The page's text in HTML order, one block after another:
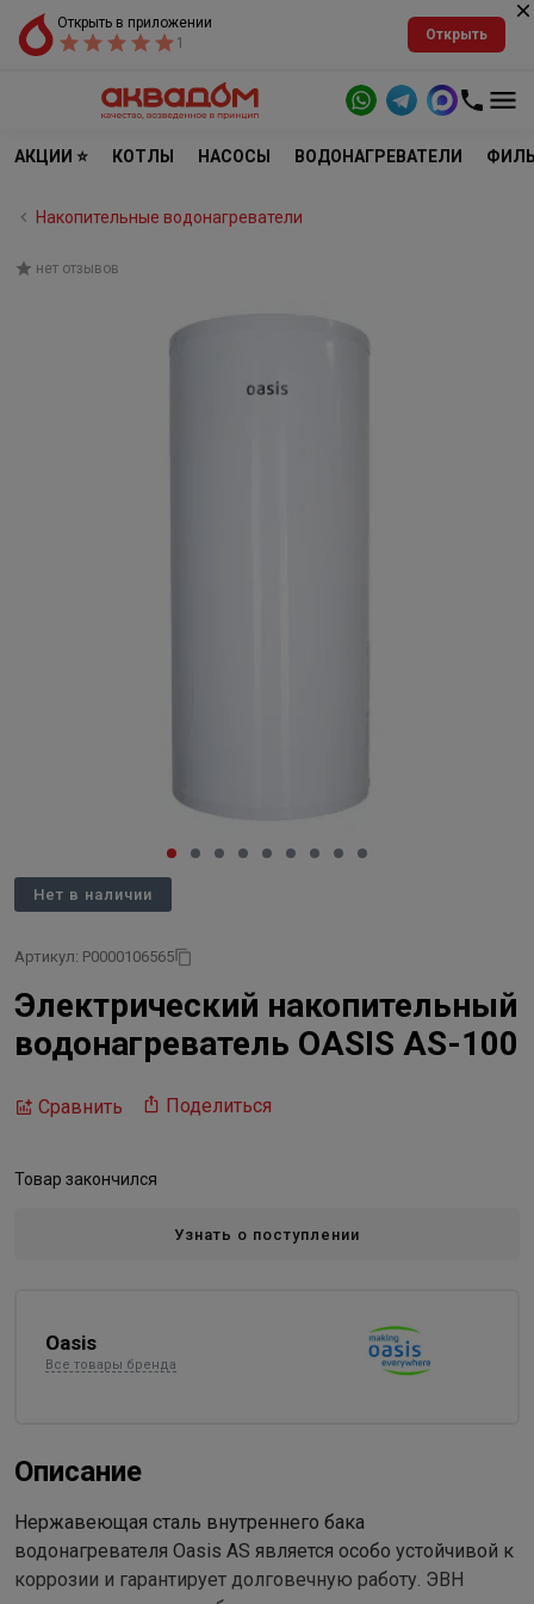
Открыть в приложении
1
Открыть
АКЦИИ ⭐ КОТЛЫ НАСОСЫ ВОДОНАГРЕВАТЕЛИ
Накопительные водонагреватели
нет отзывов
Нет в наличии
Артикул: Р0000106565
Электрический накопительный
водонагреватель OASIS AS-100
Сравнить Поделиться
Товар закончился
Узнать о поступлении
Oasis
Все товары бренда
Описание
Нержавеющая сталь внутреннего бака
водонагревателя Oasis AS является особо устойчивой к
коррозии и гарантирует долговечную работу. ЭВН